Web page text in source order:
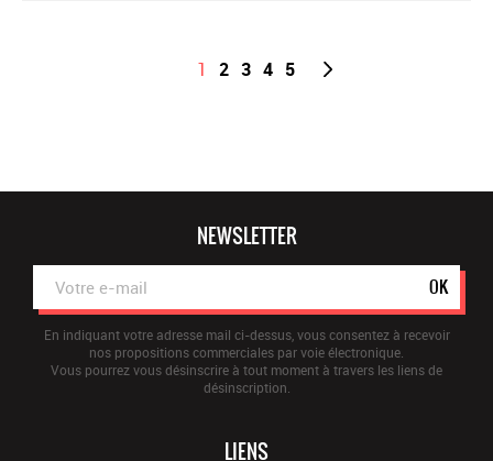
1 2 3 4 5
NEWSLETTER
OK
En indiquant votre adresse mail ci-dessus, vous consentez à recevoir
nos propositions commerciales par voie électronique.
Vous pourrez vous désinscrire à tout moment à travers les liens de
désinscription.
LIENS